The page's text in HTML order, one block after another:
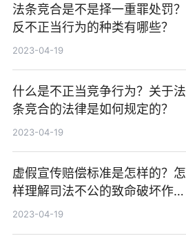
法条竞合是不是择一重罪处罚？
反不正当行为的种类有哪些？
2023-04-19
什么是不正当竞争行为？关于法
条竞合的法律是如何规定的？
2023-04-19
虚假宣传赔偿标准是怎样的？怎
样理解司法不公的致命破坏作
用？
2023-04-19